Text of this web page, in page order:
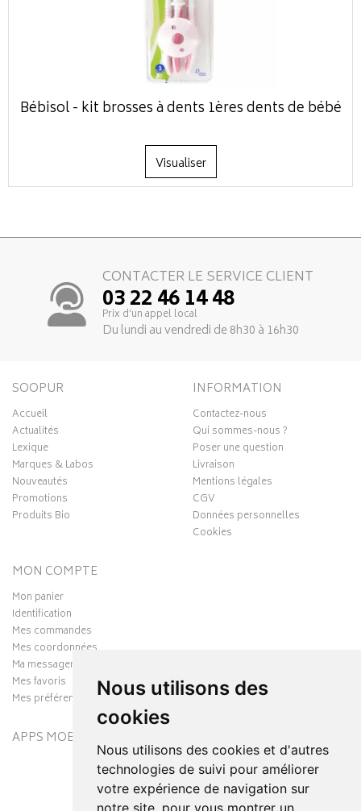
Nous utilisons des
cookies
Nous utilisons des cookies et d'autres
technologies de suivi pour améliorer
votre expérience de navigation sur
notre site, pour vous montrer un
Bébisol - kit brosses à dents 1ères dents de bébé
Visualiser
CONTACTER LE SERVICE CLIENT
03 22 46 14 48
Prix d’un appel local
Du lundi au vendredi de 8h30 à 16h30
SOOPUR
Accueil
Actualités
Lexique
Marques & Labos
Nouveautés
Promotions
Produits Bio
INFORMATION
Contactez-nous
Qui sommes-nous ?
Poser une question
Livraison
Mentions légales
CGV
Données personnelles
Cookies
MON COMPTE
Mon panier
Identification
Mes commandes
Mes coordonnées
Ma messagerie
Mes favoris
Mes préférences Cookies
APPS MOBILES